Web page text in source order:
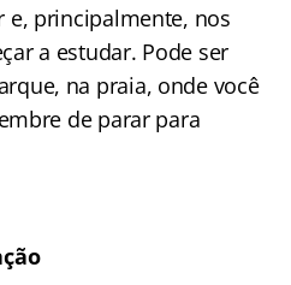
e, principalmente, nos
a estudar. Pode ser
na praia, onde você
de parar para